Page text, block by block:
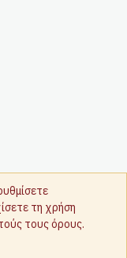
τη χρήση
τους όρους.